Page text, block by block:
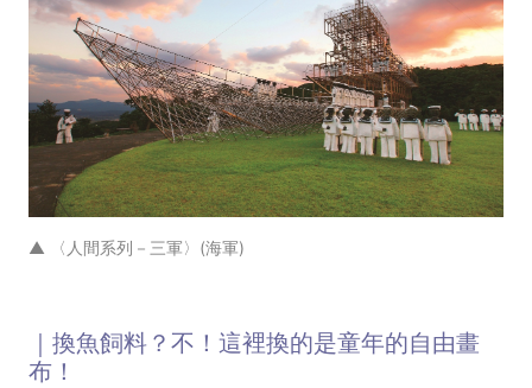
▲ 〈人間系列－三軍〉(海軍)
｜換魚飼料？不！這裡換的是童年的自由畫
布！